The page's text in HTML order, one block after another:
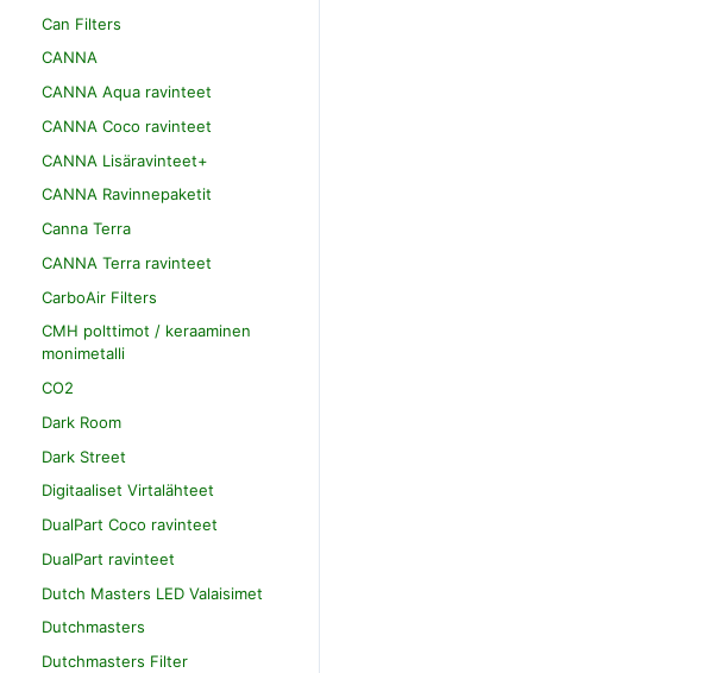
Can Filters
CANNA
CANNA Aqua ravinteet
CANNA Coco ravinteet
CANNA Lisäravinteet+
CANNA Ravinnepaketit
Canna Terra
CANNA Terra ravinteet
CarboAir Filters
CMH polttimot / keraaminen
monimetalli
CO2
Dark Room
Dark Street
Digitaaliset Virtalähteet
DualPart Coco ravinteet
DualPart ravinteet
Dutch Masters LED Valaisimet
Dutchmasters
Dutchmasters Filter